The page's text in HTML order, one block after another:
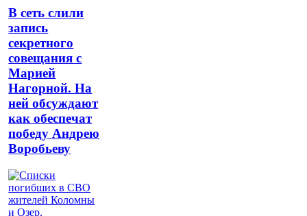
В сеть слили
запись
секретного
совещания с
Марией
Нагорной. На
ней обсуждают
как обеспечат
победу Андрею
Воробьеву